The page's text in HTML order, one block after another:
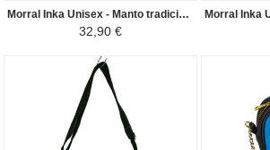
Morral Inka Unisex - Manto tradicional Peruano - Amarillo / Tonos de Marrón
32,90 €